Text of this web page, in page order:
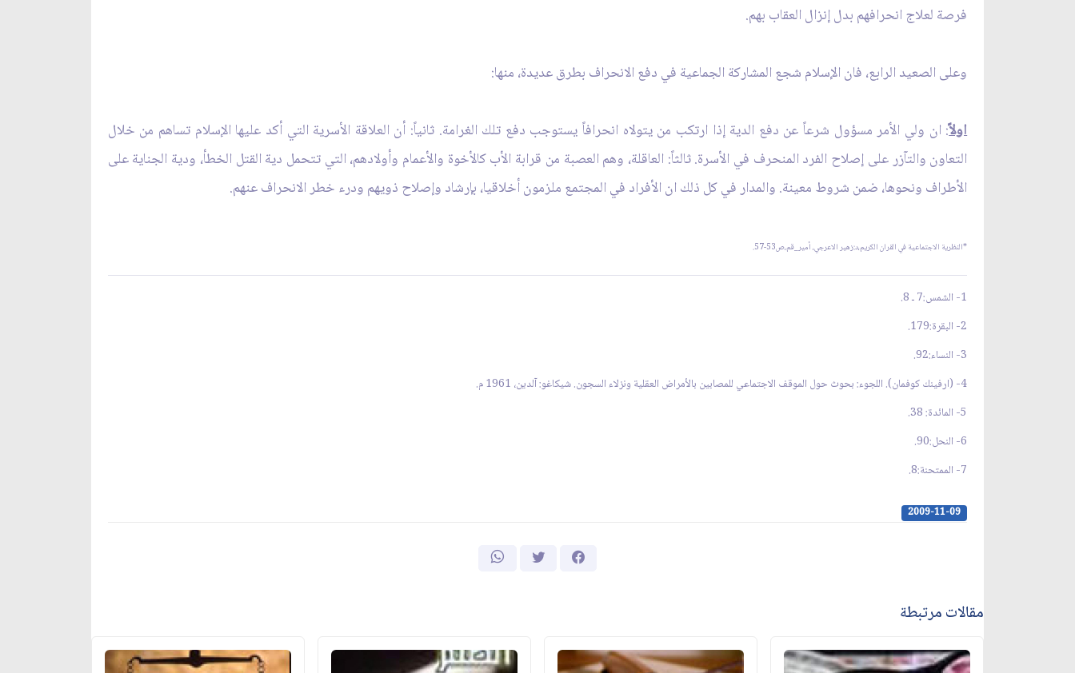
فرصة لعلاج انحرافهم بدل إنزال العقاب بهم.
وعلى الصعيد الرابع، فان الإسلام شجع المشاركة الجماعية في دفع الانحراف بطرق عديدة، منها:
اولاً: ان ولي الأمر مسؤول شرعاً عن دفع الدية إذا ارتكب من يتولاه انحرافاً يستوجب دفع تلك الغرامة. ثانياً: أن العلاقة الأسرية التي أكد عليها الإسلام تساهم من خلال
التعاون والتآزر على إصلاح الفرد المنحرف في الأسرة. ثالثاً: العاقلة، وهم العصبة من قرابة الأب كالأخوة والأعمام وأولادهم، التي تتحمل دية القتل الخطأ، ودية الجناية على
الأطراف ونحوها، ضمن شروط معينة. والمدار في كل ذلك ان الأفراد في المجتمع ملزمون أخلاقيا، بإرشاد وإصلاح ذويهم ودرء خطر الانحراف عنهم.
*النظرية الاجتماعية في القران الكريم،د:زهير الاعرجي، أمير_قم،ص53-57.
1- الشمس:7 ـ 8.
2- البقرة:179.
3- النساء:92.
4- (ارفينك كوفمان). اللجوء: بحوث حول الموقف الاجتماعي للمصابين بالأمراض العقلية ونزلاء السجون. شيكاغو: آلدين، 1961 م.
5- المائدة: 38.
6- النحل:90.
7- الممتحنة:8.
2009-11-09
مقالات مرتبطة